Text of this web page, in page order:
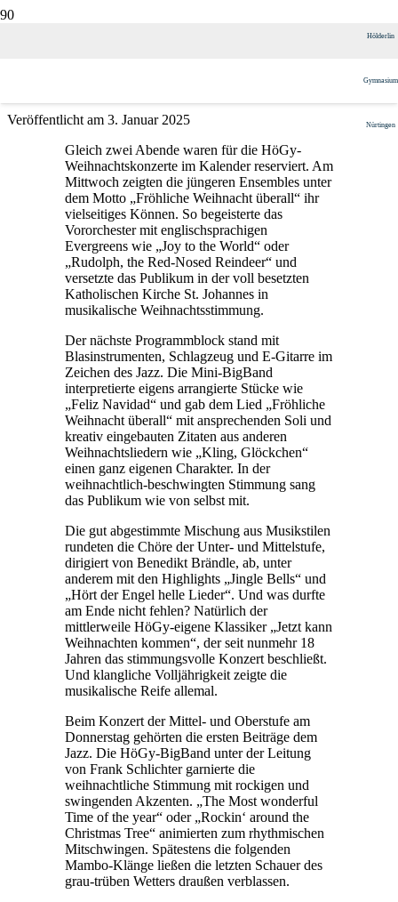
Hölderlin
Gymnasium
Nürtingen
Veröffentlicht am 3. Januar 2025
Gleich zwei Abende waren für die HöGy-
Weihnachtskonzerte im Kalender reserviert. Am
Mittwoch zeigten die jüngeren Ensembles unter
dem Motto „Fröhliche Weihnacht überall“ ihr
vielseitiges Können. So begeisterte das
Vororchester mit englischsprachigen
Evergreens wie „Joy to the World“ oder
„Rudolph, the Red-Nosed Reindeer“ und
versetzte das Publikum in der voll besetzten
Katholischen Kirche St. Johannes in
musikalische Weihnachtsstimmung.
Der nächste Programmblock stand mit
Blasinstrumenten, Schlagzeug und E-Gitarre im
Zeichen des Jazz. Die Mini-BigBand
interpretierte eigens arrangierte Stücke wie
„Feliz Navidad“ und gab dem Lied „Fröhliche
Weihnacht überall“ mit ansprechenden Soli und
kreativ eingebauten Zitaten aus anderen
Weihnachtsliedern wie „Kling, Glöckchen“
einen ganz eigenen Charakter. In der
weihnachtlich-beschwingten Stimmung sang
das Publikum wie von selbst mit.
Die gut abgestimmte Mischung aus Musikstilen
rundeten die Chöre der Unter- und Mittelstufe,
dirigiert von Benedikt Brändle, ab, unter
anderem mit den Highlights „Jingle Bells“ und
„Hört der Engel helle Lieder“. Und was durfte
am Ende nicht fehlen? Natürlich der
mittlerweile HöGy-eigene Klassiker „Jetzt kann
Weihnachten kommen“, der seit nunmehr 18
Jahren das stimmungsvolle Konzert beschließt.
Und klangliche Volljährigkeit zeigte die
musikalische Reife allemal.
Beim Konzert der Mittel- und Oberstufe am
Donnerstag gehörten die ersten Beiträge dem
Jazz. Die HöGy-BigBand unter der Leitung
von Frank Schlichter garnierte die
weihnachtliche Stimmung mit rockigen und
swingenden Akzenten. „The Most wonderful
Time of the year“ oder „Rockin‘ around the
Christmas Tree“ animierten zum rhythmischen
Mitschwingen. Spätestens die folgenden
Mambo-Klänge ließen die letzten Schauer des
grau-trüben Wetters draußen verblassen.